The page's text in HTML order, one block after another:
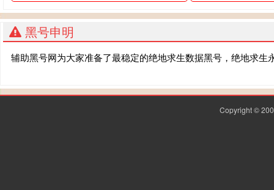
黑号申明
辅助黑号网为大家准备了最稳定的绝地求生数据黑号，绝地求
Copyright ©